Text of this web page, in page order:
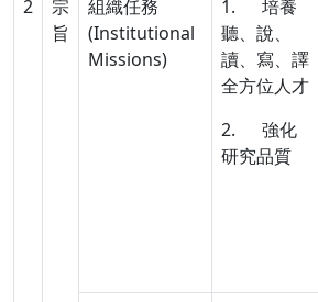
2
宗
旨
組織任務
(Institutional
Missions)
1. 培養
聽、說、
讀、寫、譯
全方位人才
2. 強化
研究品質